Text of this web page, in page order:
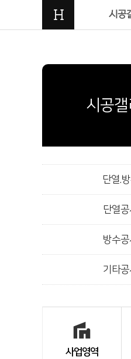
H 시공
시공갤
단열.
단열
방수
기타
villa
사업영역